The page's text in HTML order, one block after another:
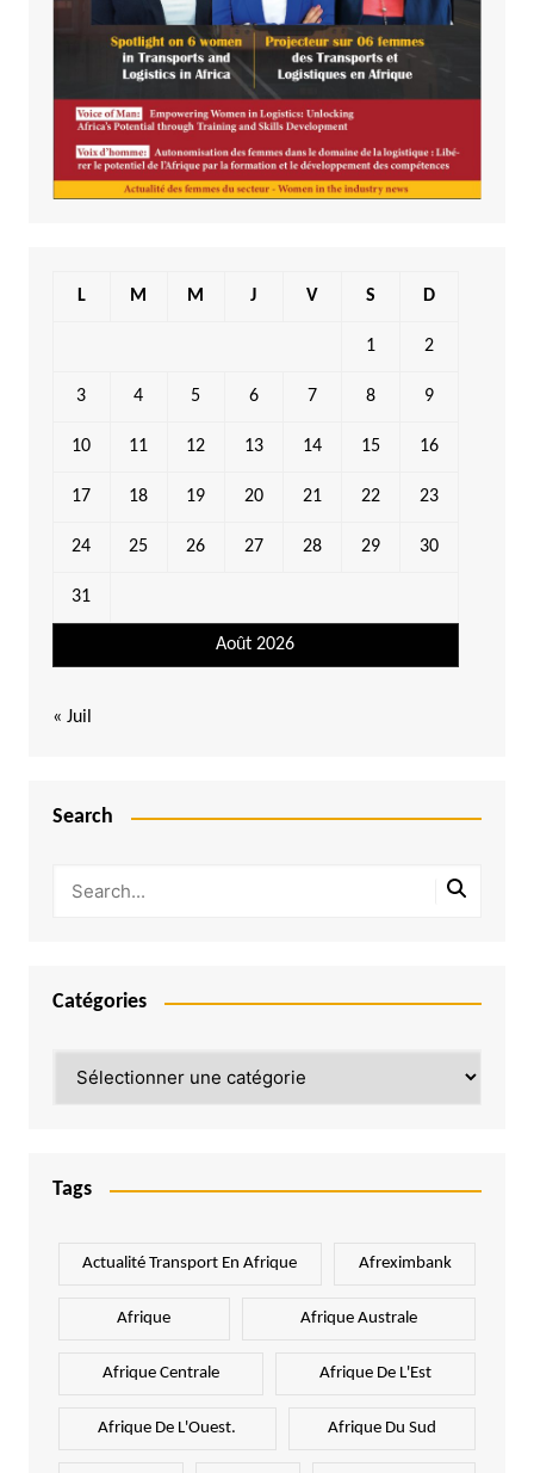
Août 2026
L M M J V S D
1 2
3 4 5 6 7 8 9
10 11 12 13 14 15 16
17 18 19 20 21 22 23
24 25 26 27 28 29 30
31
« Juil
Search
Catégories
Tags
Actualité Transport En Afrique Afreximbank
Afrique Afrique Australe
Afrique Centrale Afrique De L'Est
Afrique De L'Ouest. Afrique Du Sud